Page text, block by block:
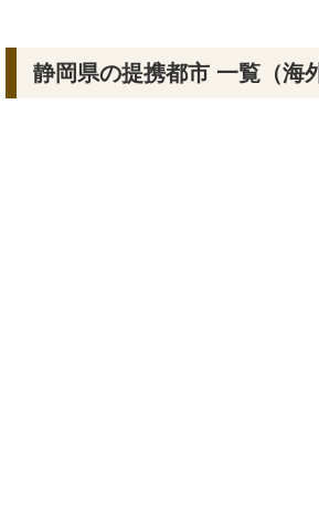
静岡県の提携都市 一覧（海